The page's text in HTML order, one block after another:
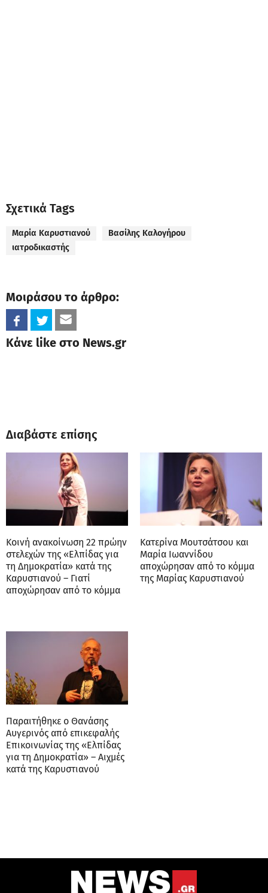
Σχετικά Tags
Μαρία Καρυστιανού
Βασίλης Καλογήρου
ιατροδικαστής
Μοιράσου το άρθρο:
Κάνε like στο News.gr
Διαβάστε επίσης
Κοινή ανακοίνωση 22 πρώην
στελεχών της «Ελπίδας για
τη Δημοκρατία» κατά της
Καρυστιανού – Γιατί
αποχώρησαν από το κόμμα
Κατερίνα Μουτσάτσου και
Μαρία Ιωαννίδου
αποχώρησαν από το κόμμα
της Μαρίας Καρυστιανού
Παραιτήθηκε ο Θανάσης
Αυγερινός από επικεφαλής
Επικοινωνίας της «Ελπίδας
για τη Δημοκρατία» – Αιχμές
κατά της Καρυστιανού